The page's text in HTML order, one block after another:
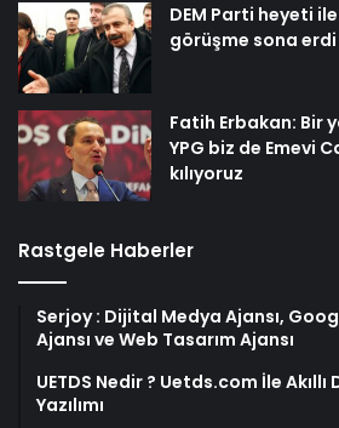
DEM Parti heyeti
görüşme sona erdi
Fatih Erbakan: Bir
YPG biz de Emevi
kılıyoruz
Rastgele Haberler
Serjoy : Dijital Medya Ajansı,
Ajansı ve Web Tasarım Ajansı
UETDS Nedir ? Uetds.com İle Akıllı
Yazılımı